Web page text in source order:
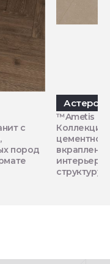
с
пород
Астеро
™Ametis by
Коллекция
цементной
интерьеру
структуру